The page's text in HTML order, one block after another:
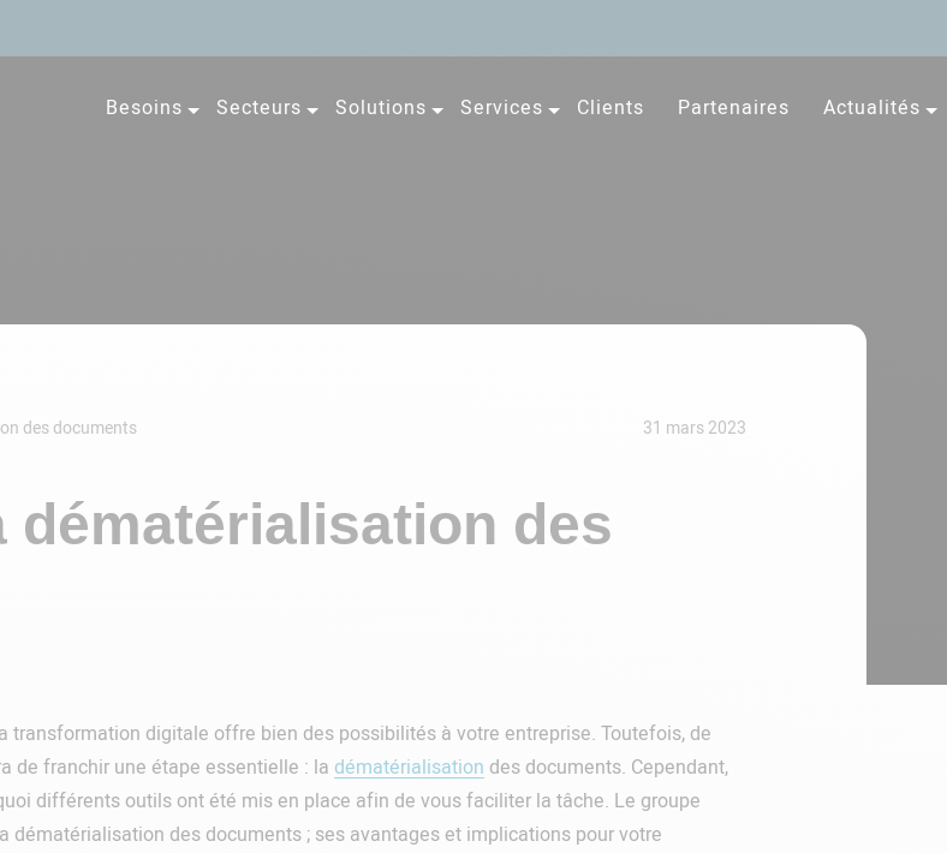
Besoins Secteurs Solutions Services Clients Partenaires Actualités
des documents 31 mars 2023
dématérialisation des
transformation digitale offre bien des possibilités à votre entreprise. Toutefois, de
de franchir une étape essentielle : la dématérialisation des documents. Cependant,
différents outils ont été mis en place afin de vous faciliter la tâche. Le groupe
dématérialisation des documents ; ses avantages et implications pour votre